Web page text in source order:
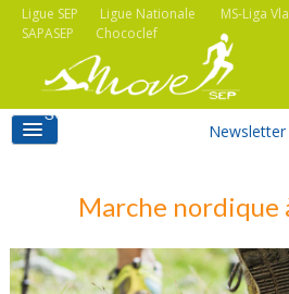
Ligue Nationale MS-Liga
Ligue SEP
SAPASEP
Chococlef
ACTIVITÉS MOVE SEP
Newsletter
Marche nordique